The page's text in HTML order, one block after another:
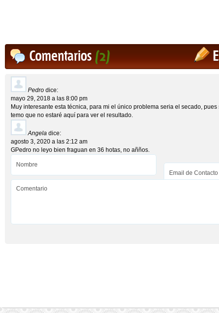
Comentarios(2)
Pedro dice:
mayo 29, 2018 a las 8:00 pm
Muy interesante esta técnica, para mi el único problema seria el secado,
temo que no estaré aquí para ver el resultado.
Angela dice:
agosto 3, 2020 a las 2:12 am
GPedro no leyo bien fraguan en 36 hotas, no añños.